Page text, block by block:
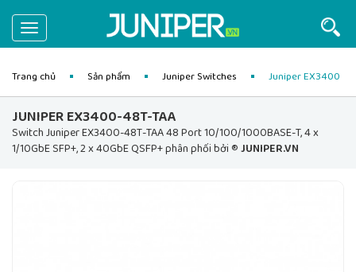
Toggle
navigation
Trang chủ Sản phẩm Juniper Switches Juniper EX3400
JUNIPER EX3400-48T-TAA
Switch Juniper EX3400-48T-TAA 48 Port 10/100/1000BASE-T, 4 x
1/10GbE SFP+, 2 x 40GbE QSFP+ phân phối bởi ®JUNIPER.VN